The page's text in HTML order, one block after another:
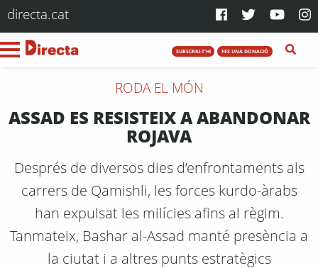
directa.cat
SUBSCRIU-T'HI FES UNA DONACIÓ
RODA EL MÓN
ASSAD ES RESISTEIX A ABANDONAR
ROJAVA
Després de diversos dies d’enfrontaments als
carrers de Qamishli, les forces kurdo-àrabs
han expulsat les milícies afins al règim.
Tanmateix, Bashar al-Assad manté presència a
la ciutat i a altres punts estratègics